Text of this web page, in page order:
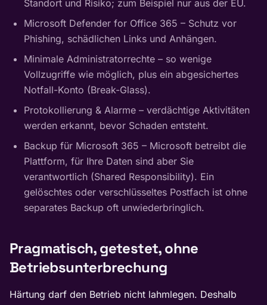
Standort und Risiko; zum Beispiel nur aus der EU.
Microsoft Defender for Office 365 – Schutz vor
Phishing, schädlichen Links und Anhängen.
Minimale Administratorrechte – so wenige
Vollzugriffe wie möglich, plus ein abgesichertes
Notfall-Konto (Break-Glass).
Protokollierung & Alarme – verdächtige Aktivitäten
werden erkannt, bevor Schaden entsteht.
Backup für Microsoft 365 – Microsoft betreibt die
Plattform, für Ihre Daten sind aber Sie
verantwortlich (Shared Responsibility). Ein
gelöschtes oder verschlüsseltes Postfach ist ohne
separates Backup oft unwiederbringlich.
Pragmatisch, getestet, ohne
Betriebsunterbrechung
Härtung darf den Betrieb nicht lahmlegen. Deshalb